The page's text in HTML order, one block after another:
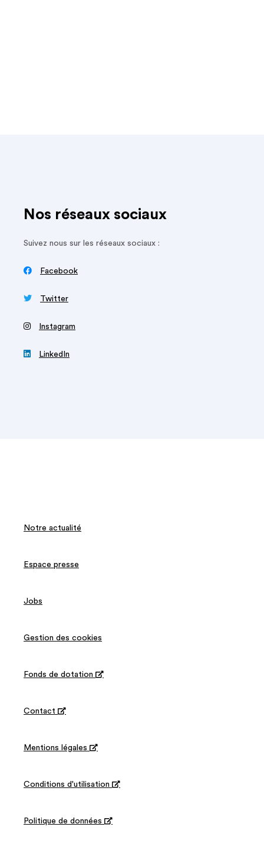
Nos réseaux sociaux
Suivez nous sur les réseaux sociaux :
 Facebook
 Twitter
‍ Instagram
 LinkedIn
Notre actualité
Espace presse
Jobs
Gestion des cookies
Fonds de dotation 
Contact 
Mentions légales 
Conditions d'utilisation 
Politique de données 